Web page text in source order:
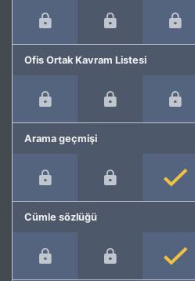
Ofis Ortak Kavram Listesi
Arama geçmişi
Cümle sözlüğü